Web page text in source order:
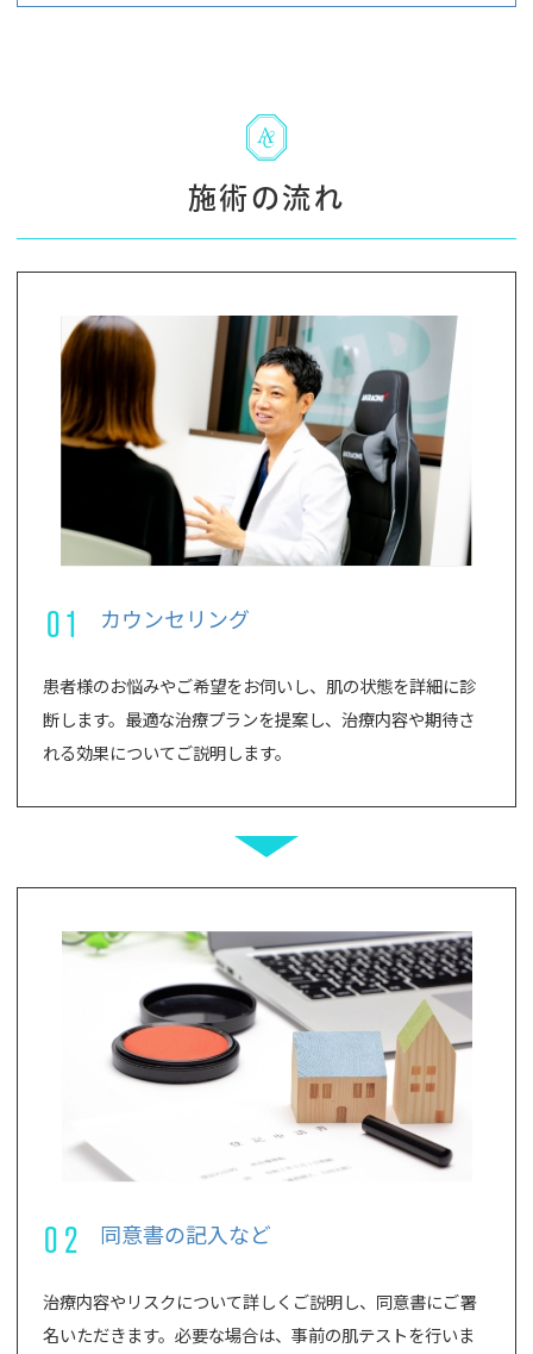
施術の流れ
01 カウンセリング
患者様のお悩みやご希望をお伺いし、肌の状態を詳細に診
断します。最適な治療プランを提案し、治療内容や期待さ
れる効果についてご説明します。
02 同意書の記入など
治療内容やリスクについて詳しくご説明し、同意書にご署
名いただきます。必要な場合は、事前の肌テストを行いま